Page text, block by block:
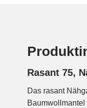
Rasant 75,
Das rasant
Nahtlöcher